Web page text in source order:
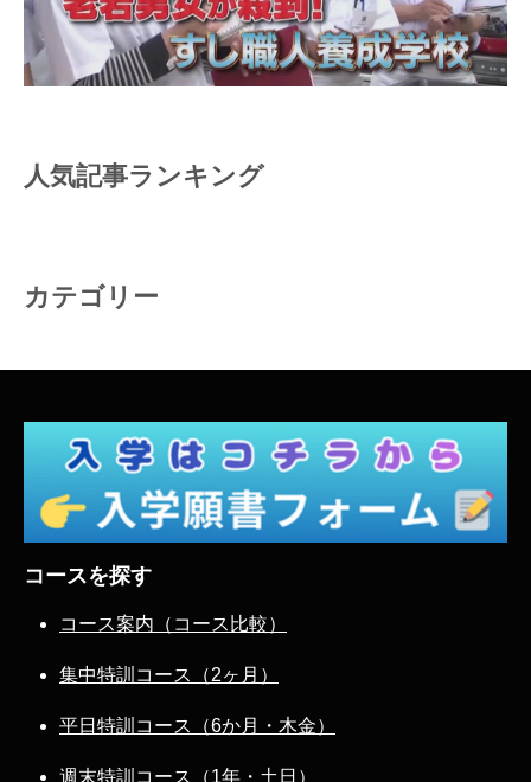
人気記事ランキング
カテゴリー
コースを探す
コース案内（コース比較）
集中特訓コース（2ヶ月）
平日特訓コース（6か月・木金）
週末特訓コース（1年・土日）